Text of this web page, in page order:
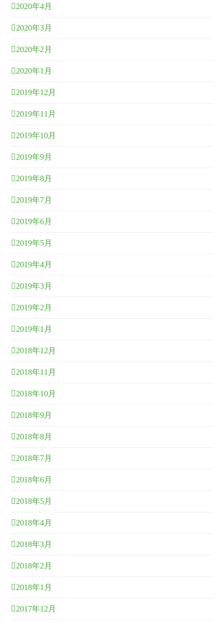
2020年4月
2020年3月
2020年2月
2020年1月
2019年12月
2019年11月
2019年10月
2019年9月
2019年8月
2019年7月
2019年6月
2019年5月
2019年4月
2019年3月
2019年2月
2019年1月
2018年12月
2018年11月
2018年10月
2018年9月
2018年8月
2018年7月
2018年6月
2018年5月
2018年4月
2018年3月
2018年2月
2018年1月
2017年12月